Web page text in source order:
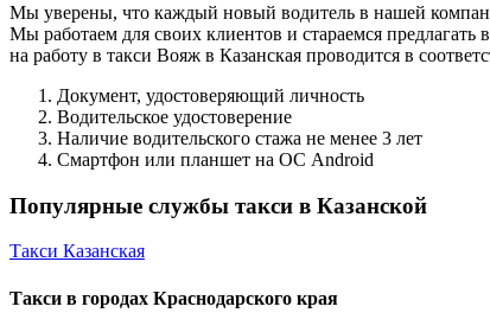
Мы уверены, что каждый новый водитель в нашей
Мы работаем для своих клиентов и стараемся
на работу в такси Вояж в Казанская проводится в
Документ, удостоверяющий личность
Водительское удостоверение
Наличие водительского стажа не менее 3 лет
Смартфон или планшет на ОС Android
Популярные службы такси в Казанской
Такси Казанская
Такси в городах Краснодарского края